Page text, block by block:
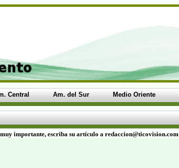
Central Am. del Sur Medio Oriente
muy importante, escriba su artículo a redaccion@ticovision.com